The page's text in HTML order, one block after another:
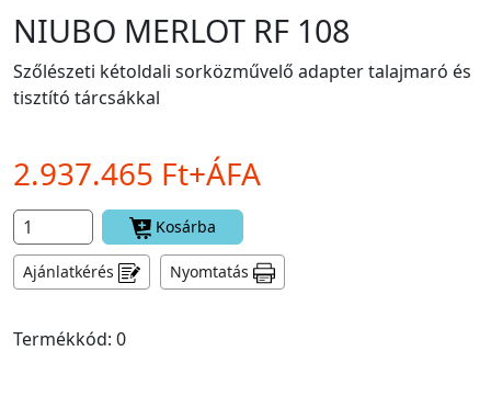
NIUBO MERLOT RF 108
Szőlészeti kétoldali sorközművelő adapter talajmaró és
tisztító tárcsákkal
2.937.465 Ft+ÁFA
Kosárba
Ajánlatkérés Nyomtatás
Termékkód: 0